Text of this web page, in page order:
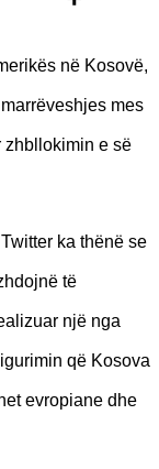
në Kosovë,
mes
zhbllokimin e së
ka thënë se
të
një nga
që Kosova
evropiane dhe